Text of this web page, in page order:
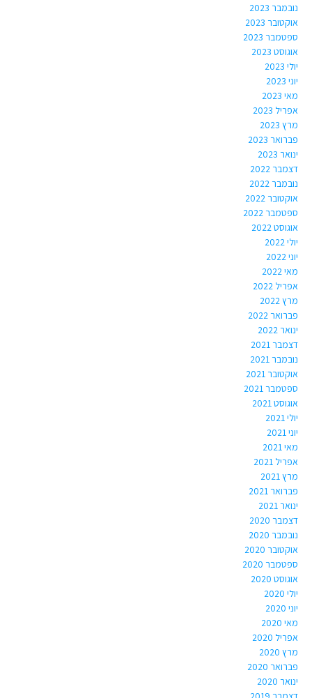
נובמבר 2023
אוקטובר 2023
ספטמבר 2023
אוגוסט 2023
יולי 2023
יוני 2023
מאי 2023
אפריל 2023
מרץ 2023
פברואר 2023
ינואר 2023
דצמבר 2022
נובמבר 2022
אוקטובר 2022
ספטמבר 2022
אוגוסט 2022
יולי 2022
יוני 2022
מאי 2022
אפריל 2022
מרץ 2022
פברואר 2022
ינואר 2022
דצמבר 2021
נובמבר 2021
אוקטובר 2021
ספטמבר 2021
אוגוסט 2021
יולי 2021
יוני 2021
מאי 2021
אפריל 2021
מרץ 2021
פברואר 2021
ינואר 2021
דצמבר 2020
נובמבר 2020
אוקטובר 2020
ספטמבר 2020
אוגוסט 2020
יולי 2020
יוני 2020
מאי 2020
אפריל 2020
מרץ 2020
פברואר 2020
ינואר 2020